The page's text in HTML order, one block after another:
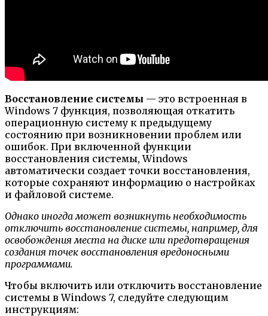
Восстановление системы — это встроенная в
Windows 7 функция, позволяющая откатить
операционную систему к предыдущему
состоянию при возникновении проблем или
ошибок. При включенной функции
восстановления системы, Windows
автоматически создает точки восстановления,
которые сохраняют информацию о настройках
и файловой системе.
Однако иногда может возникнуть необходимость
отключить восстановление системы, например, для
освобождения места на диске или предотвращения
создания точек восстановления вредоносными
программами.
Чтобы включить или отключить восстановление
системы в Windows 7, следуйте следующим
инструкциям: